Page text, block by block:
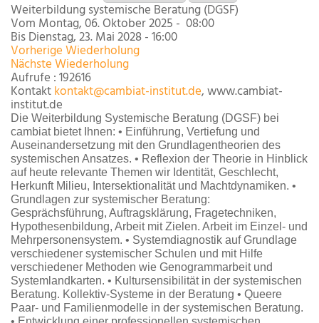
Weiterbildung systemische Beratung (DGSF)
Vom Montag, 06. Oktober 2025 - 08:00
Bis Dienstag, 23. Mai 2028 - 16:00
Vorherige Wiederholung
Nächste Wiederholung
Aufrufe : 192616
Kontaktkontakt@cambiat-institut.de, www.cambiat-
institut.de
Die Weiterbildung Systemische Beratung (DGSF) bei
cambiat bietet Ihnen: • Einführung, Vertiefung und
Auseinandersetzung mit den Grundlagentheorien des
systemischen Ansatzes. • Reflexion der Theorie in Hinblick
auf heute relevante Themen wir Identität, Geschlecht,
Herkunft Milieu, Intersektionalität und Machtdynamiken. •
Grundlagen zur systemischer Beratung:
Gesprächsführung, Auftragsklärung, Fragetechniken,
Hypothesenbildung, Arbeit mit Zielen. Arbeit im Einzel- und
Mehrpersonensystem. • Systemdiagnostik auf Grundlage
verschiedener systemischer Schulen und mit Hilfe
verschiedener Methoden wie Genogrammarbeit und
Systemlandkarten. • Kultursensibilität in der systemischen
Beratung. Kollektiv-Systeme in der Beratung • Queere
Paar- und Familienmodelle in der systemischen Beratung.